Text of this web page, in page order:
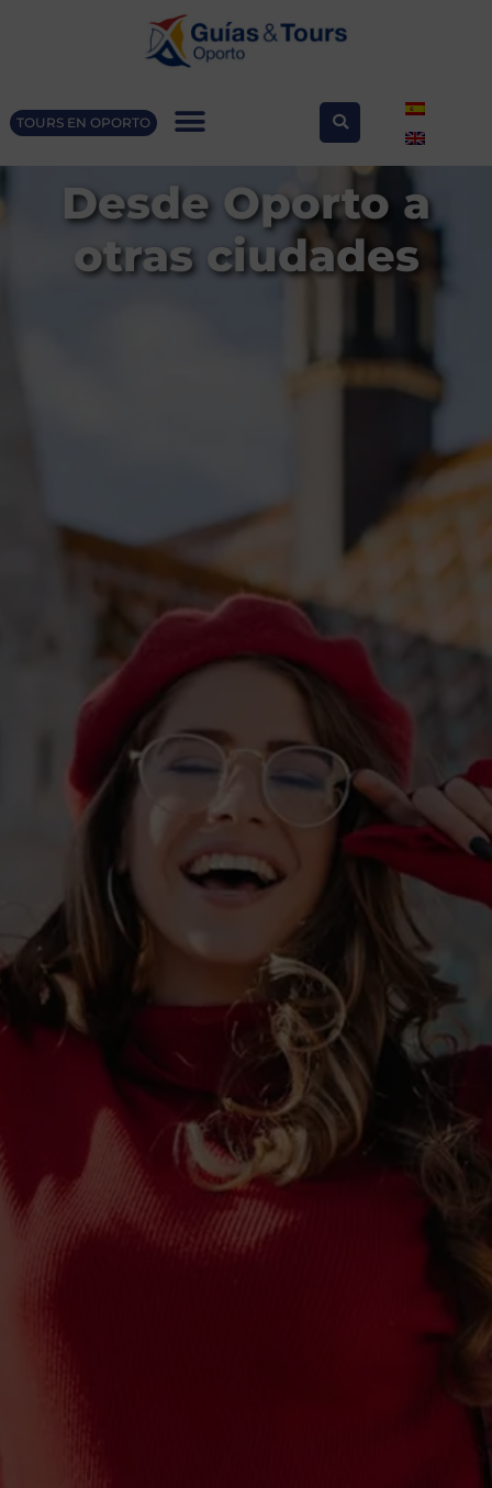
TOURS EN OPORTO
Desde Oporto a
otras ciudades